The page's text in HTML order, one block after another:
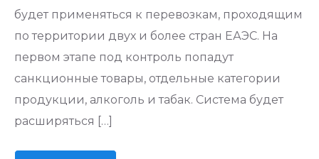
будет применяться к перевозкам, проходящим
по территории двух и более стран ЕАЭС. На
первом этапе под контроль попадут
санкционные товары, отдельные категории
продукции, алкоголь и табак. Система будет
расширяться […]